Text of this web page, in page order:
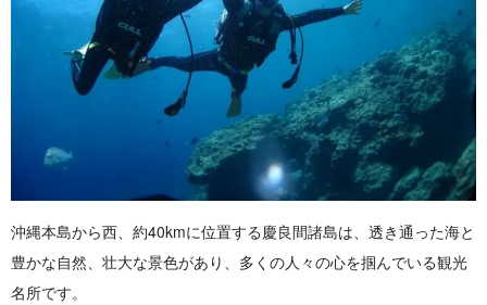
秋におすすめのツアー3選
まとめ
沖縄本島から西、約40kmに位置する慶良間諸島は、透き通った海と
豊かな自然、壮大な景色があり、多くの人々の心を掴んでいる観光
名所です。